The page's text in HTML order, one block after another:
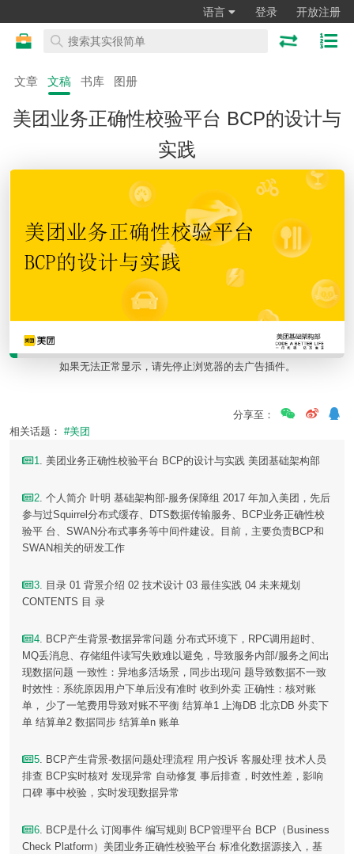
语言 登录 开放注册
文章 文稿 书库 图册
美团业务正确性校验平台 BCP的设计与
实践
如果无法正常显示，请先停止浏览器的去广告插件。
分享至：
相关话题： #美团
1. 美团业务正确性校验平台 BCP的设计与实践 美团基础架构部
2. 个人简介 叶明 基础架构部-服务保障组 2017 年加入美团，先后
参与过Squirrel分布式缓存、DTS数据传输服务、BCP业务正确性校
验平 台、SWAN分布式事务等中间件建设。目前，主要负责BCP和
SWAN相关的研发工作
3. 目录 01 背景介绍 02 技术设计 03 最佳实践 04 未来规划
CONTENTS 目 录
4. BCP产生背景-数据异常问题 分布式环境下，RPC调用超时、
MQ丢消息、存储组件读写失败难以避免，导致服务内部/服务之间出
现数据问题 一致性：异地多活场景，同步出现问 题导致数据不一致
时效性：系统原因用户下单后没有准时 收到外卖 正确性：核对账
单， 少了一笔费用导致对账不平衡 结算单1 上海DB 北京DB 外卖下
单 结算单2 数据同步 结算单n 账单
5. BCP产生背景-数据问题处理流程 用户投诉 客服处理 技术人员
排查 BCP实时核对 发现异常 自动修复 事后排查，时效性差，影响
口碑 事中校验，实时发现数据异常
6. BCP是什么 订阅事件 编写规则 BCP管理平台 BCP（Business
Check Platform）美团业务正确性校验平台 标准化数据源接入，基